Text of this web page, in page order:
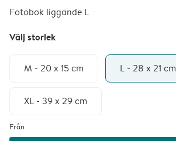
Fotobok liggande L
Välj storlek
M - 20 x 15 cm L - 28 x 21 cm
XL - 39 x 29 cm
Från